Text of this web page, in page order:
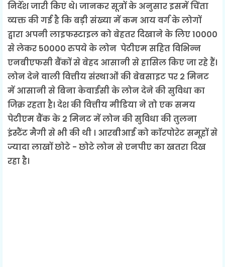
निर्देश जारी किए थे। जानकर सूत्रों के अनुसार इसमें चिंता
व्यक्त की गई है कि बड़ी संख्या में कम आय वर्ग के लोगों
द्वारा अपनी लाइफस्टाइल को बेहतर दिखाने के लिए 10000
से लेकर 50000 रुपये के लोन पेटीएम सहित विभिन्न
एनबीएफसी बैंकों से बेहद आसानी से हासिल किए जा रहे हैं।
लोन देने वाली वित्तीय संस्थाओं की बेबसाइट पर 2 मिनट
में आसानी से बिना केवाईसी के लोन देने की सुविधा का
जिक्र रहता है। देश की वित्तीय मीडिया ने तो एक समय
पेटीएम बैंक के 2 मिनट में लोन की सुविधा की तुलना
इंस्टैंट मैगी से भी की थी । आरबीआई को काॅरपोरेट समूहों से
ज्यादा लाखों छोटे - छोटे लोन से एनपीए का खतरा दिख
रहा है।